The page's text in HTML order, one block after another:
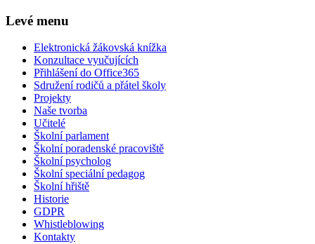
Levé menu
Elektronická žákovská knížka
Konzultace vyučujících
Přihlášení do Office365
Sdružení rodičů a přátel školy
Projekty
Naše tvorba
Učitelé
Školní parlament
Školní poradenské pracoviště
Školní psycholog
Školní speciální pedagog
Školní hřiště
Historie
GDPR
Whistleblowing
Kontakty